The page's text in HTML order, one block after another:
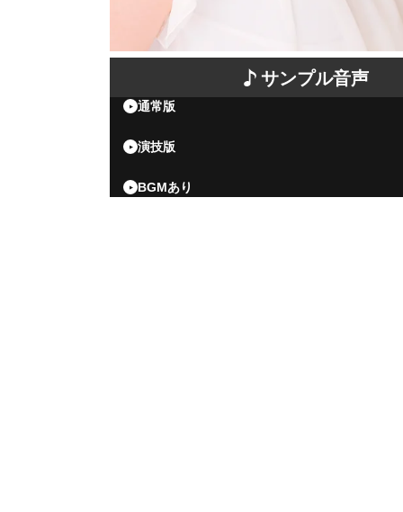
サンプル音声
通常版
演技版
BGMあり